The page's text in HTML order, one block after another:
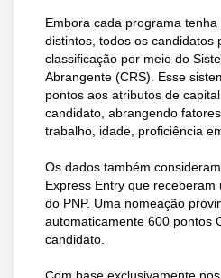
Embora cada programa
distintos, todos os candidatos
classificação por meio do
Abrangente (CRS). Esse
pontos aos atributos de
candidato, abrangendo
trabalho, idade, proficiência
Os dados também
Express Entry que
do PNP. Uma nomeação
automaticamente 600 pontos
candidato.